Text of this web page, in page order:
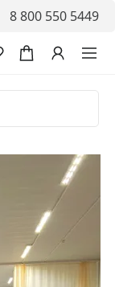
8 800 550 5449